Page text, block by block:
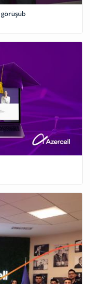
Azercell-in prezidenti qalib tələbələrlə görüşüb